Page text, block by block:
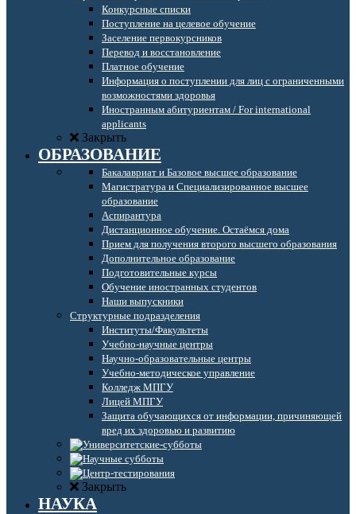
Конкурсные списки
Поступление на целевое обучение
Заселение первокурсников
Перевод и восстановление
Платное обучение
Информация о поступлении для лиц с ограниченными
возможностями здоровья
Иностранным абитуриентам / For international
applicants
Закрыть
ОБРАЗОВАНИЕ
Бакалавриат и Базовое высшее образование
Магистратура и Специализированное высшее
образование
Аспирантура
Дистанционное обучение. Остаёмся дома
Прием для получения второго высшего образования
Дополнительное образование
Подготовительные курсы
Обучение иностранных студентов
Наши выпускники
Структурные подразделения
Институты/Факультеты
Учебно-научные центры
Научно-образовательные центры
Учебно-методическое управление
Колледж МПГУ
Лицей МПГУ
Защита обучающихся от информации, причиняющей
вред их здоровью и развитию
Закрыть
НАУКА